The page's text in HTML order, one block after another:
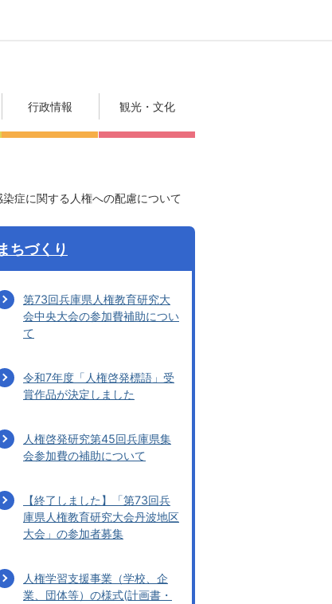
行政情報 観光・文化
症に関する人権への配慮について
ちづくり
第73回兵庫県人権教育研究大
会中央大会の参加費補助につい
て
令和7年度「人権啓発標語」受
賞作品が決定しました
人権啓発研究第45回兵庫県集
会参加費の補助について
【終了しました】「第73回兵
庫県人権教育研究大会丹波地区
大会」の参加者募集
人権学習支援事業（学校、企
業、団体等）の様式(計画書・